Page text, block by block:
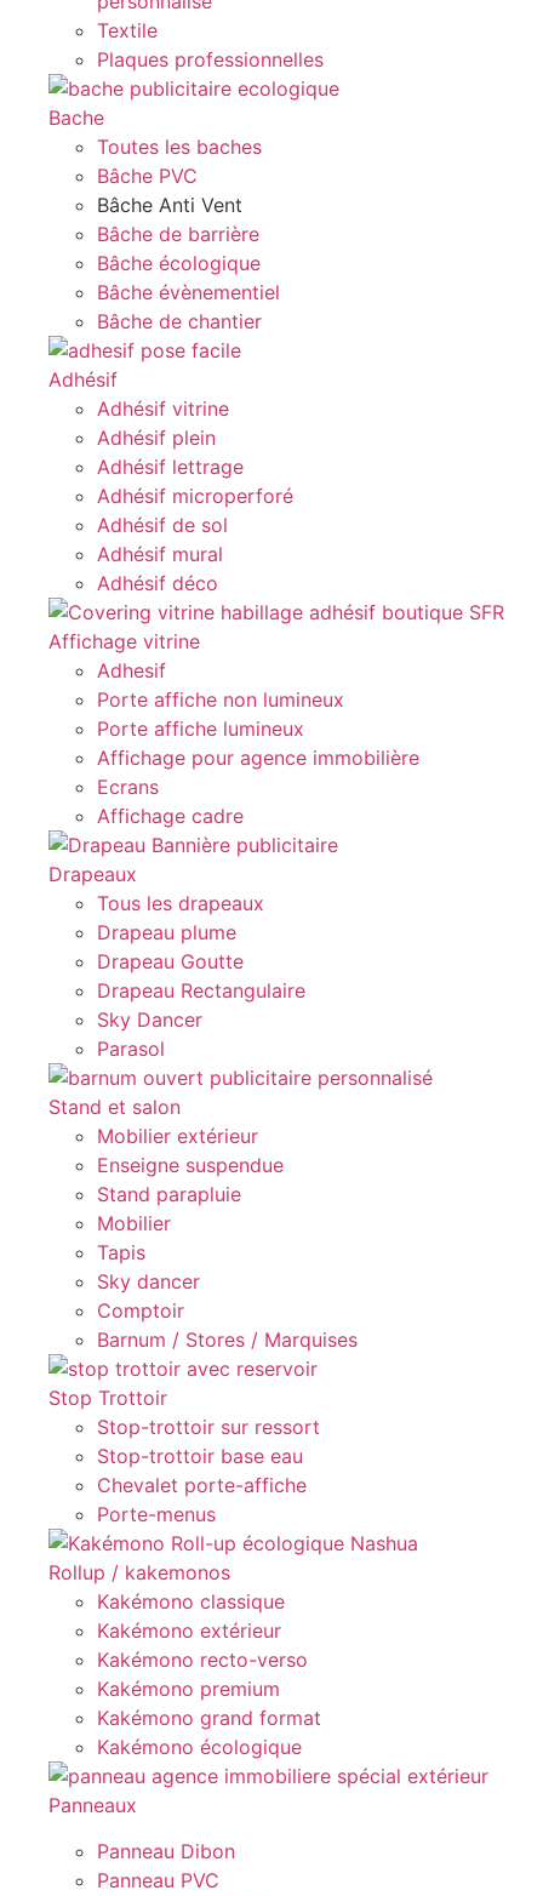
Textile
Plaques professionnelles
Bache
Toutes les baches
Bâche PVC
Bâche Anti Vent
Bâche de barrière
Bâche écologique
Bâche évènementiel
Bâche de chantier
Adhésif
Adhésif vitrine
Adhésif plein
Adhésif lettrage
Adhésif microperforé
Adhésif de sol
Adhésif mural
Adhésif déco
Affichage vitrine
Adhesif
Porte affiche non lumineux
Porte affiche lumineux
Affichage pour agence immobilière
Ecrans
Affichage cadre
Drapeaux
Tous les drapeaux
Drapeau plume
Drapeau Goutte
Drapeau Rectangulaire
Sky Dancer
Parasol
Stand et salon
Mobilier extérieur
Enseigne suspendue
Stand parapluie
Mobilier
Tapis
Sky dancer
Comptoir
Barnum / Stores / Marquises
Stop Trottoir
Stop-trottoir sur ressort
Stop-trottoir base eau
Chevalet porte-affiche
Porte-menus
Rollup / kakemonos
Kakémono classique
Kakémono extérieur
Kakémono recto-verso
Kakémono premium
Kakémono grand format
Kakémono écologique
Panneaux
Panneau Dibon
Panneau PVC